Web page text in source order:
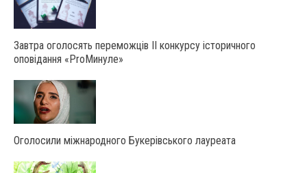
Завтра оголосять переможців ІІ конкурсу історичного
оповідання «ProМинуле»
Оголосили міжнародного Букерівського лауреата